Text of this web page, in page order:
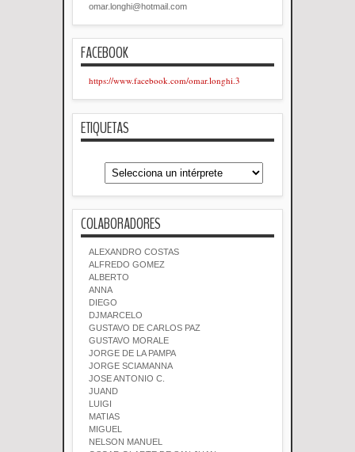
omar.longhi@hotmail.com
FACEBOOK
https://www.facebook.com/omar.longhi.3
ETIQUETAS
COLABORADORES
ALEXANDRO COSTAS
ALFREDO GOMEZ
ALBERTO
ANNA
DIEGO
DJMARCELO
GUSTAVO DE CARLOS PAZ
GUSTAVO MORALE
JORGE DE LA PAMPA
JORGE SCIAMANNA
JOSE ANTONIO C.
JUAND
LUIGI
MATIAS
MIGUEL
NELSON MANUEL